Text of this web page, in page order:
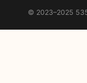
© 2023–2025